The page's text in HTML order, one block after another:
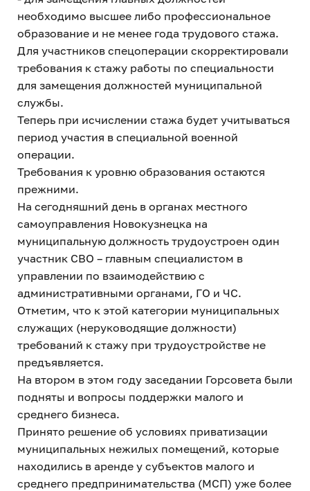
необходимо высшее либо профессиональное
образование и не менее года трудового стажа.
Для участников спецоперации скорректировали
требования к стажу работы по специальности
для замещения должностей муниципальной
службы.
Теперь при исчислении стажа будет учитываться
период участия в специальной военной
операции.
Требования к уровню образования остаются
прежними.
На сегодняшний день в органах местного
самоуправления Новокузнецка на
муниципальную должность трудоустроен один
участник СВО – главным специалистом в
управлении по взаимодействию с
административными органами, ГО и ЧС.
Отметим, что к этой категории муниципальных
служащих (неруководящие должности)
требований к стажу при трудоустройстве не
предъявляется.
На втором в этом году заседании Горсовета были
подняты и вопросы поддержки малого и
среднего бизнеса.
Принято решение об условиях приватизации
муниципальных нежилых помещений, которые
находились в аренде у субъектов малого и
среднего предпринимательства (МСП) уже более